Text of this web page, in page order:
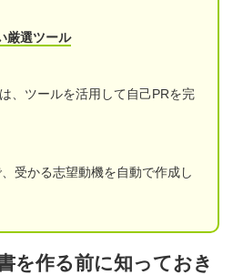
厳選ツール
、ツールを活用して自己PRを完
受かる志望動機を自動で作成し
を作る前に知っておき